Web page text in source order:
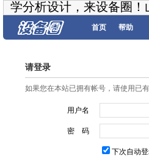
学分析设计，来设备圈
首页 帮助
请登录
如果您在本站已拥有帐号，请使用已
用户名
密 码
下次自动